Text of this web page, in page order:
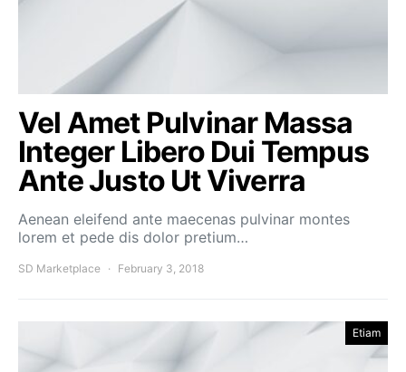
Vel Amet Pulvinar Massa
Integer Libero Dui Tempus
Ante Justo Ut Viverra
Aenean eleifend ante maecenas pulvinar montes
lorem et pede dis dolor pretium…
SD Marketplace February 3, 2018
Etiam